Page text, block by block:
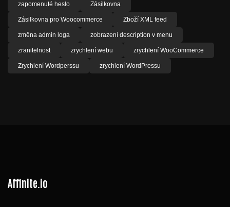
zapomenuté heslo Zásilkovna
Zásilkovna pro Woocommerce Zboží XML feed
změna admin loga zobrazení description v menu
zranitelnost zrychlení webu zrychlení WooCommerce
Zrychlení Wordperssu zrychlení WordPressu
Affinite.io